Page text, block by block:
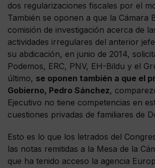
dos regularizaciones fiscales por el
También se oponen a que la Cámara
comisión de investigación acerca de
actividades irregulares del anterior
su abdicación, en junio de 2014,
Podemos, ERC, PNV, EH-Bildu y el
último, se oponen también a que el
Gobierno, Pedro Sánchez,
Ejecutivo no tiene competencias en
cuestiones privadas de familiares de
Esto es lo que los letrados del
las notas remitidas a la Mesa de la
que ha tenido acceso la agencia